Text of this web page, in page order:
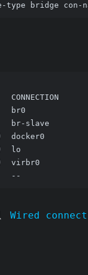
bridge con-
br0
br-slave
docker0
lo
virbr0
--
Wired